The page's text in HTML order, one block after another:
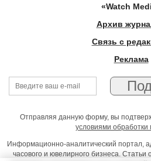
«Watch
Архив
Связь с
Реклама
Отправляя данную форму, вы
условиями
Информационно-аналитический портал,
часового и ювелирного бизнеса. Статьи